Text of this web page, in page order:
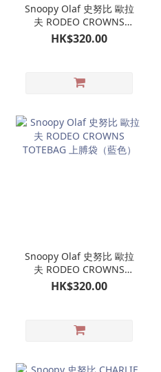
Snoopy Olaf 史努比 歐拉
夫 RODEO CROWNS
TOTEBAG 上膊袋（米
HK$320.00
Snoopy Olaf 史努比 歐拉
夫 RODEO CROWNS
TOTEBAG 上膊袋（藍
色）
HK$320.00